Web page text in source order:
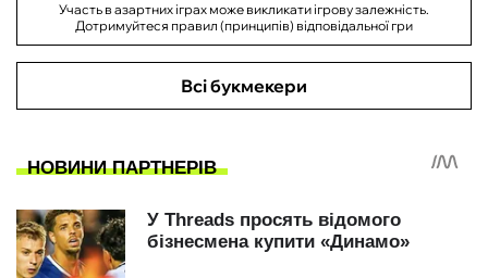
Участь в азартних іграх може викликати ігрову залежність.
Дотримуйтеся правил (принципів) відповідальної гри
Всі букмекери